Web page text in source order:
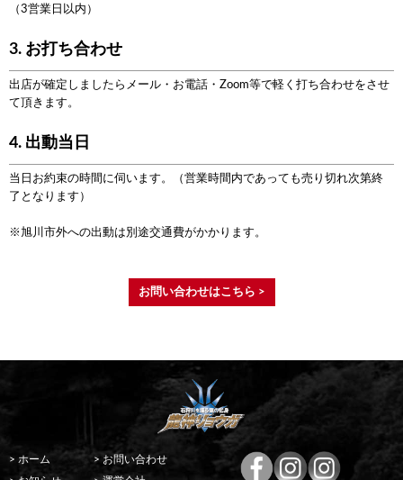
（3営業日以内）
3. お打ち合わせ
出店が確定しましたらメール・お電話・Zoom等で軽く打ち合わせをさせ
て頂きます。
4. 出動当日
当日お約束の時間に伺います。（営業時間内であっても売り切れ次第終
了となります）
※旭川市外への出動は別途交通費がかかります。
お問い合わせはこちら >
> ホーム > お問い合わせ